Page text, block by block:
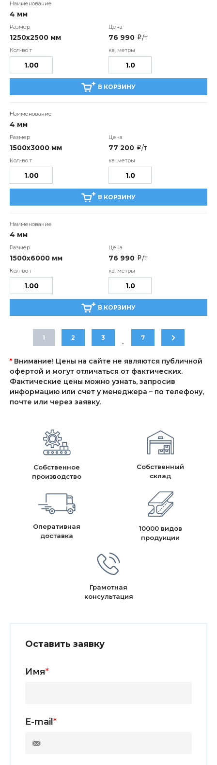
4 мм
1250х2500 мм 76 990 i/т
В КОРЗИНУ
4 мм
1500х3000 мм 77 200 i/т
В КОРЗИНУ
4 мм
1500х6000 мм 76 990 i/т
В КОРЗИНУ
1 2 3 .. 7
* Внимание! Цены на сайте не являются публичной
офертой и могут отличаться от фактических.
Фактические цены можно узнать, запросив
информацию или счет у менеджера – по телефону,
почте или через заявку.
Собственное
производство
Собственный
склад
Оперативная
доставка
10000 видов
продукции
Грамотная
консультация
Оставить заявку
Имя*
E-mail *